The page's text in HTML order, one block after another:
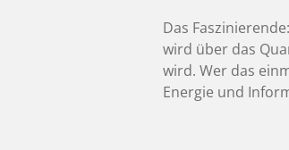
Das
wird über das
wird. Wer das
Energie und